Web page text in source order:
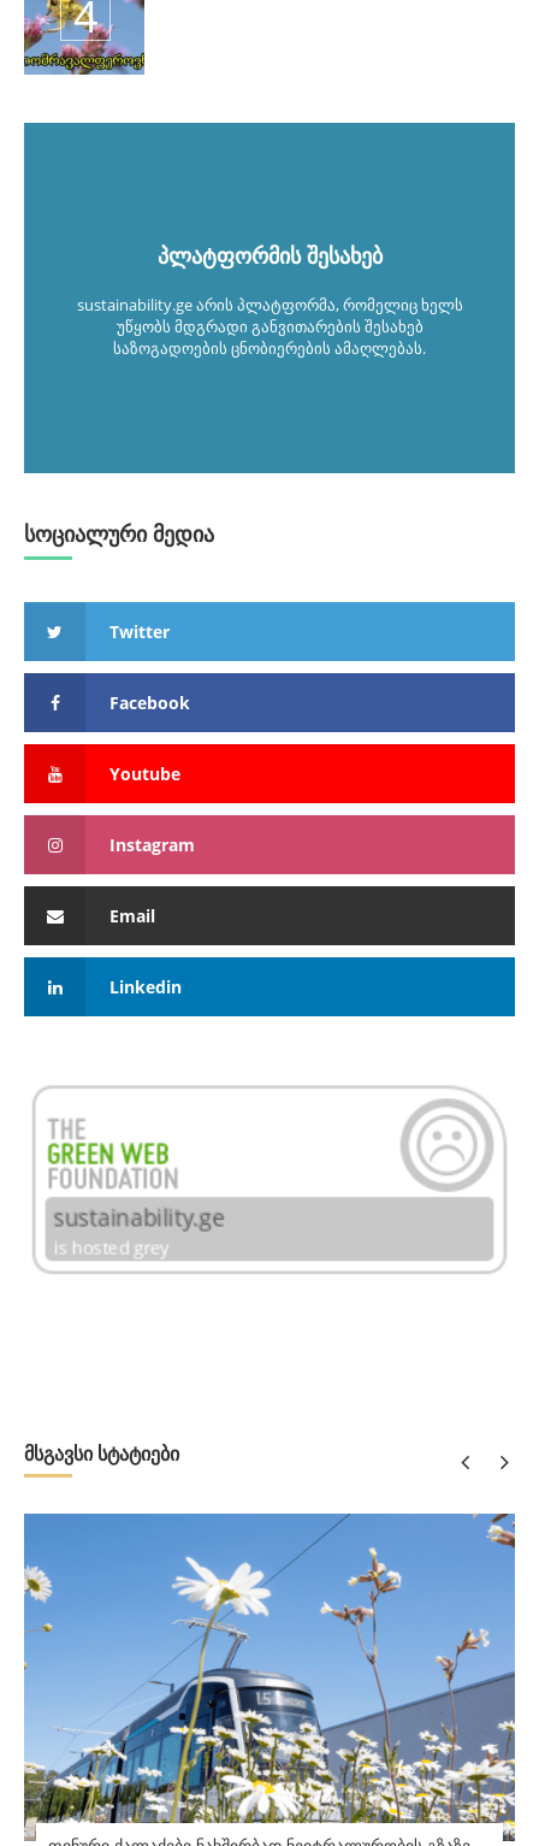
პლატფორმის შესახებ
sustainability.ge არის პლატფორმა, რომელიც ხელს
უწყობს მდგრადი განვითარების შესახებ
საზოგადოების ცნობიერების ამაღლებას.
სოციალური მედია
Twitter
Facebook
Youtube
Instagram
Email
Linkedin
მსგავსი სტატიები